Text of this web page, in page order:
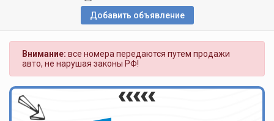
Добавить объявлениe
Внимание: все номера передаются путем продажи
авто, не нарушая законы РФ!